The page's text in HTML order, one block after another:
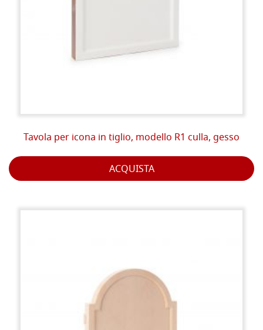
Tavola per icona in tiglio, modello R1 culla, gesso
ACQUISTA